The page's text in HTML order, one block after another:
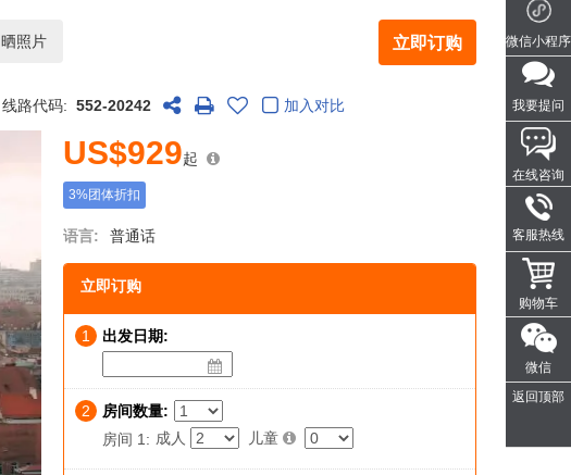
晒照片 立即订购
线路代码: 552-20242 加入对比
US$929起
3%团体折扣
语言: 普通话
立即订购
1 出发日期:
2
房间数量:
房间 1: 成人 儿童
微信小程序
我要提问
在线咨询
客服热线
购物车
微信
返回顶部